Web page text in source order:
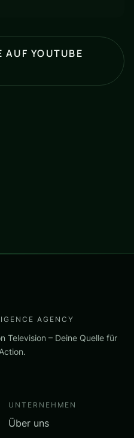
AUF YOUTUBE
AGENCY
Television – Deine Quelle für
UNTERNEHMEN
Über uns